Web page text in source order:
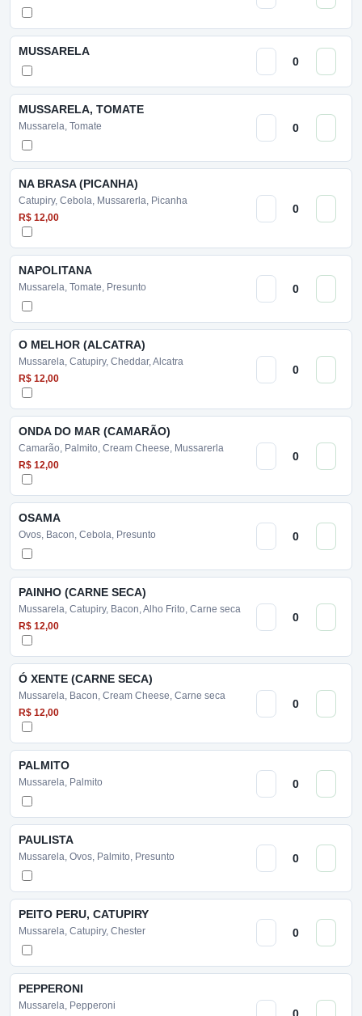
MUSSARELA
MUSSARELA, TOMATE
Mussarela, Tomate
NA BRASA (PICANHA)
Catupiry, Cebola, Mussarerla, Picanha
R$ 12,00
NAPOLITANA
Mussarela, Tomate, Presunto
O MELHOR (ALCATRA)
Mussarela, Catupiry, Cheddar, Alcatra
R$ 12,00
ONDA DO MAR (CAMARÃO)
Camarão, Palmito, Cream Cheese, Mussarerla
R$ 12,00
OSAMA
Ovos, Bacon, Cebola, Presunto
PAINHO (CARNE SECA)
Mussarela, Catupiry, Bacon, Alho Frito, Carne seca
R$ 12,00
Ó XENTE (CARNE SECA)
Mussarela, Bacon, Cream Cheese, Carne seca
R$ 12,00
PALMITO
Mussarela, Palmito
PAULISTA
Mussarela, Ovos, Palmito, Presunto
PEITO PERU, CATUPIRY
Mussarela, Catupiry, Chester
PEPPERONI
Mussarela, Pepperoni